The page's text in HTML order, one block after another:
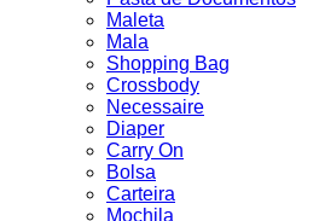
Maleta
Mala
Shopping Bag
Crossbody
Necessaire
Diaper
Carry On
Bolsa
Carteira
Mochila